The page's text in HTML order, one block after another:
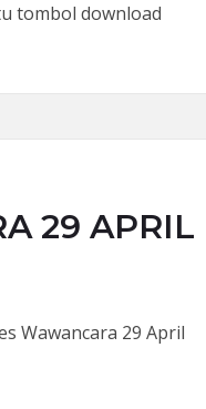
tombol download
29 APRIL
Wawancara 29 April